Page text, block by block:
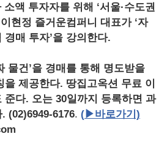
액 투자자를 위해 ‘서울·수도권
현정 즐거운컴퍼니 대표가 ‘자
매 투자’을 강의한다.
물건’을 경매를 통해 명도받을
제공한다. 땅집고옥션 무료 이
준다. 오는 30일까지 등록하면 과
(02)6949-6176. ( ▶바로가기)